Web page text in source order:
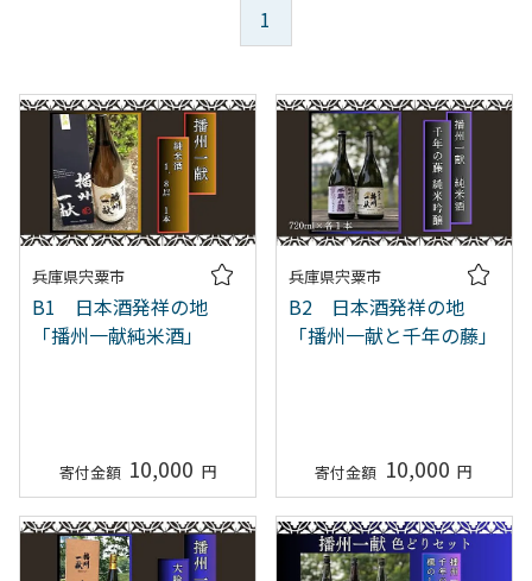
1
兵庫県宍粟市
B1 日本酒発祥の地
「播州一献純米酒」
10,000
兵庫県宍粟市
B2 日本酒発祥の地
「播州一献と千年の藤」
10,000